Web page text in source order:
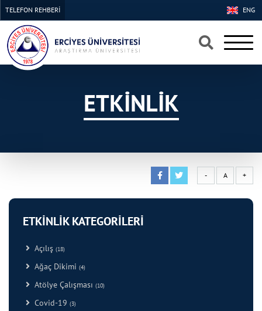
×
×
ENG
TELEFON REHBERİ
ETKİNLİK
- A +
ETKİNLİK KATEGORİLERİ
Açılış (18)
Ağaç Dikimi (4)
Atölye Çalışması (10)
Covid-19 (3)